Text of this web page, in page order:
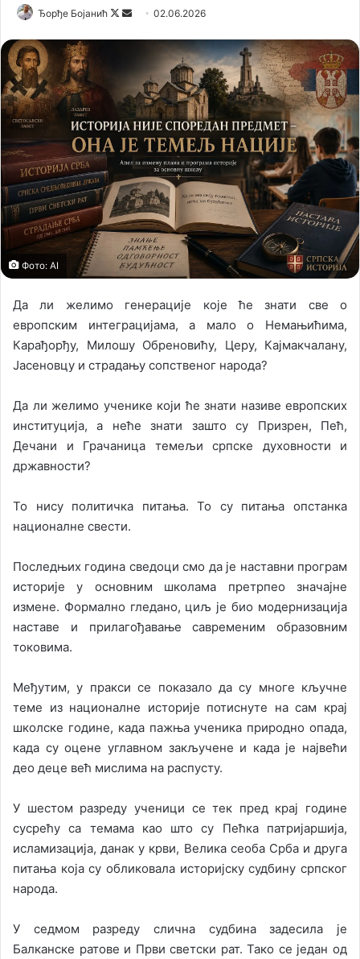
Ђорђе Бојанић
F
w
o
n
X
n
e
m
a
i
l
02.06.2026
Фото: AI
Да ли желимо генерације које ће знати све о
европским интеграцијама, а мало о Немањићима,
Карађорђу, Милошу Обреновићу, Церу, Кајмакчалану,
Јасеновцу и страдању сопственог народа?
Да ли желимо ученике који ће знати називе европских
институција, а неће знати зашто су Призрен, Пећ,
Дечани и Грачаница темељи српске духовности и
државности?
То нису политичка питања. То су питања опстанка
националне свести.
Последњих година сведоци смо да је наставни програм
историје у основним школама претрпео значајне
измене. Формално гледано, циљ је био модернизација
наставе и прилагођавање савременим образовним
токовима.
Међутим, у пракси се показало да су многе кључне
теме из националне историје потиснуте на сам крај
школске године, када пажња ученика природно опада,
када су оцене углавном закључене и када је највећи
део деце већ мислима на распусту.
У шестом разреду ученици се тек пред крај године
сусрећу са темама као што су Пећка патријаршија,
исламизација, данак у крви, Велика сеоба Срба и друга
питања која су обликовала историјску судбину српског
народа.
У седмом разреду слична судбина задесила је
Балканске ратове и Први светски рат. Тако се један од